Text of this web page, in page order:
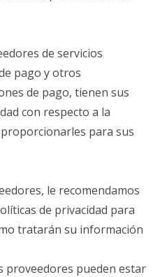
de servicios
pago y otros
de pago, tienen sus
con respecto a la
para sus
le recomendamos
de privacidad para
tratarán su información
proveedores pueden estar